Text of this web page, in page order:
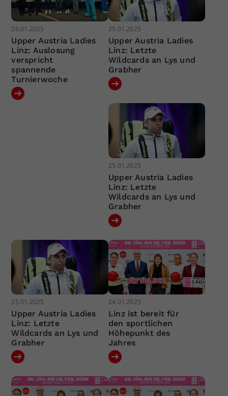
26.01.2025
Upper Austria Ladies
Linz: Auslosung
verspricht
spannende
Turnierwoche
25.01.2025
Upper Austria Ladies
Linz: Letzte
Wildcards an Lys und
Grabher
25.01.2025
Upper Austria Ladies
Linz: Letzte
Wildcards an Lys und
Grabher
25.01.2025
Upper Austria Ladies
Linz: Letzte
Wildcards an Lys und
Grabher
24.01.2025
Linz ist bereit für
den sportlichen
Höhepunkt des
Jahres